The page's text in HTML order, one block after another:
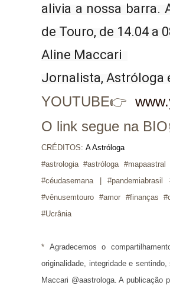
alivia a nossa barra.
de Touro, de 14.04 a
Aline Maccari
Jornalista, Astróloga
YOUTUBE👉
O link segue na
CRÉDITOS: A Astróloga
#astrologia #astróloga
#céudasemana |
#vênusemtouro #amor #finanças
#Ucrânia
* Agradecemos o
originalidade, integridade e
Maccari @aastrologa. A